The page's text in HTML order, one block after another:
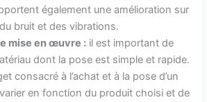
également une amélioration sur
bruit et des vibrations.
mise en œuvre : il est important de
dont la pose est simple et rapide.
consacré à l’achat et à la pose d’un
en fonction du produit choisi et de